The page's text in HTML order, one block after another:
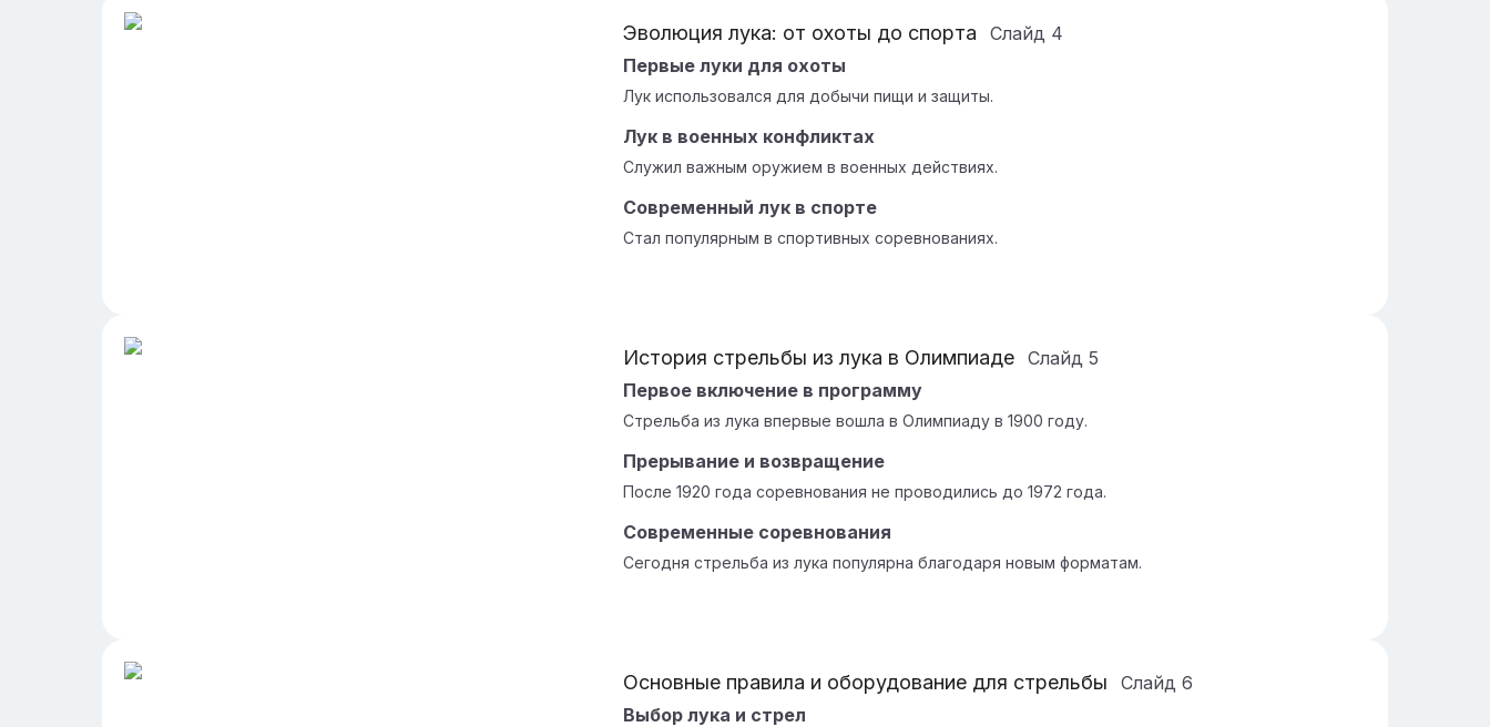
Эволюция лука: от охоты до спорта Слайд 4
Первые луки для охоты
Лук использовался для добычи пищи и защиты.
Лук в военных конфликтах
Служил важным оружием в военных действиях.
Современный лук в спорте
Стал популярным в спортивных соревнованиях.
История стрельбы из лука в Олимпиаде Слайд 5
Первое включение в программу
Стрельба из лука впервые вошла в Олимпиаду в 1900 году.
Прерывание и возвращение
После 1920 года соревнования не проводились до 1972 года.
Современные соревнования
Сегодня стрельба из лука популярна благодаря новым форматам.
Основные правила и оборудование для стрельбы Слайд 6
Выбор лука и стрел